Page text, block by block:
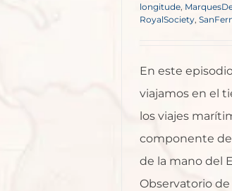
longitude,
RoyalSociety
En este
viajamos en el
los viajes
componente
de la mano del
Observatorio de